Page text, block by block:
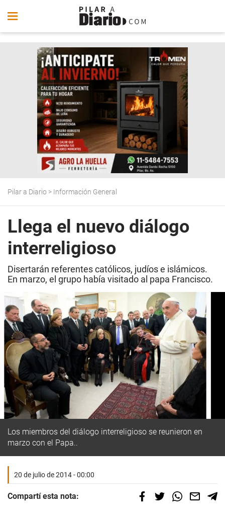
Pilar a Diario > Información General
Llega el nuevo diálogo
interreligioso
Disertarán referentes católicos, judíos e islámicos.
En marzo, el grupo había visitado al papa Francisco.
Los miembros del diálogo interreligioso se reunieron en
marzo con el Papa..
20 de julio de 2014 - 00:00
Compartí esta nota: